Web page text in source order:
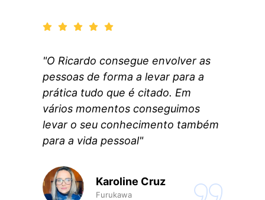
"O Ricardo consegue envolver as
pessoas de forma a levar para a
prática tudo que é citado. Em
vários momentos conseguimos
levar o seu conhecimento também
para a vida pessoal"
Karoline Cruz
Furukawa